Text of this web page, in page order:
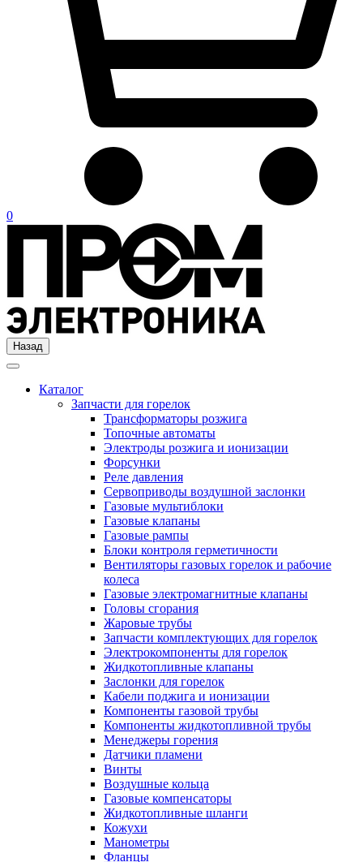
0
Назад
Каталог
Запчасти для горелок
Трансформаторы розжига
Топочные автоматы
Электроды розжига и ионизации
Форсунки
Реле давления
Сервоприводы воздушной заслонки
Газовые мультиблоки
Газовые клапаны
Газовые рампы
Блоки контроля герметичности
Вентиляторы газовых горелок и рабочие
колеса
Газовые электромагнитные клапаны
Головы сгорания
Жаровые трубы
Запчасти комплектующих для горелок
Электрокомпоненты для горелок
Жидкотопливные клапаны
Заслонки для горелок
Кабели поджига и ионизации
Компоненты газовой трубы
Компоненты жидкотопливной трубы
Менеджеры горения
Датчики пламени
Винты
Воздушные кольца
Газовые компенсаторы
Жидкотопливные шланги
Кожухи
Манометры
Фланцы